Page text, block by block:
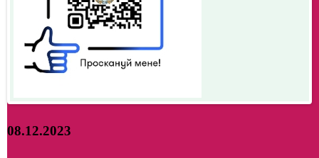
08.12.2023